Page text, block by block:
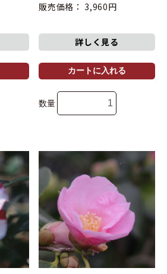
販売価格： 3,960円
詳しく見る
カートに入れる
数量